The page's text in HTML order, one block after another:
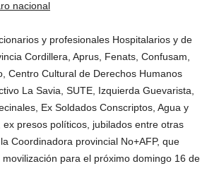
nacional
y profesionales Hospitalarios y de
Cordillera, Aprus, Fenats, Confusam,
Centro Cultural de Derechos Humanos
La Savia, SUTE, Izquierda Guevarista,
Ex Soldados Conscriptos, Agua y
presos políticos, jubilados entre otras
Coordinadora provincial No+AFP, que
para el próximo domingo 16 de